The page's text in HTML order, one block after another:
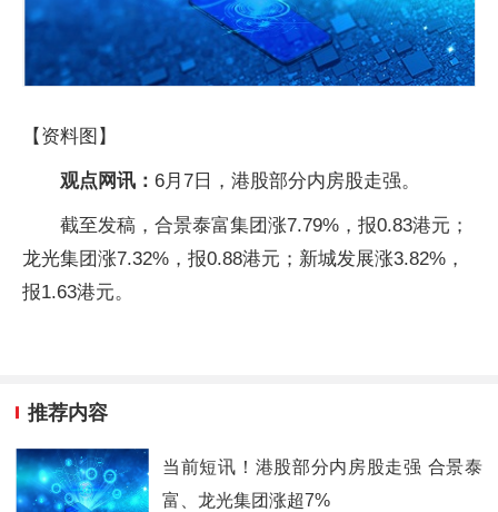
【资料图】
观点网讯： 6月7日，港股部分内房股走强。
截至发稿，合景泰富集团涨7.79%，报0.83港元；
龙光集团涨7.32%，报0.88港元；新城发展涨3.82%，
报1.63港元。
推荐内容
当前短讯！港股部分内房股走强 合景泰
富、龙光集团涨超7%